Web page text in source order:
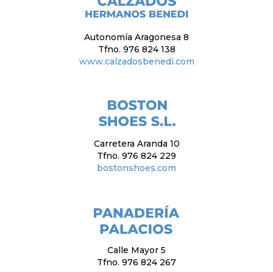
Autonomía Aragonesa 8
Tfno. 976 824 138
www.calzadosbenedi.com
Carretera Aranda 10
Tfno. 976 824 229
bostonshoes.com
Calle Mayor 5
Tfno. 976 824 267